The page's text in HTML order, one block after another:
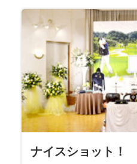
想い入れが深かったと
故郷の趣きをお届けし
ナイスショット！
どのようにお見送りする
た。
面倒見の良さは変わるこ
いつも笑顔と笑い声に満
様とお孫様たちご家族が
と別杯を酌み交わします。
です。
ったいうことです。 3人
頃、故人様とキャッチボ
さいました。
てご鑑賞されていました。
で、母はいくつになって
呼んでいました」と教えて
れていたそうです。
を伺いました。
ことのできる、ゆっくり
望になりました。
道とつくものを鍛錬して
くださいました。
調を深慮して、ご主人様
を最期までお伝えしなか
は、「天国で父と再会し
ょうね」と仰いました。
た母をしっかり送ってあ
しゃいました。
トには、ご家族も知らな
わりが記載されていまし
育てるが難しい植物であ
ることで美しい花を咲か
たそうです。
るい世界に父は往くのだ
いました。
ックに家族の時間を過ご
させていただきました。
を乗り継いでこられたカ
ク・サウンドでした。
ご姉弟様はそう望まれま
っしゃいました。
たって交流し、楽しく充
た。
お写真を中心に、お人柄
ばめました。
ーをして下さいました。
ご家族が一番の宝物でし
した。